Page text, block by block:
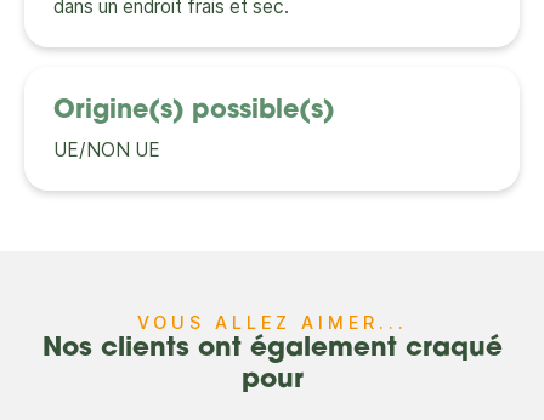
dans un endroit frais et sec.
Origine(s) possible(s)
UE/NON UE
VOUS ALLEZ AIMER...
Nos clients ont également craqué
pour